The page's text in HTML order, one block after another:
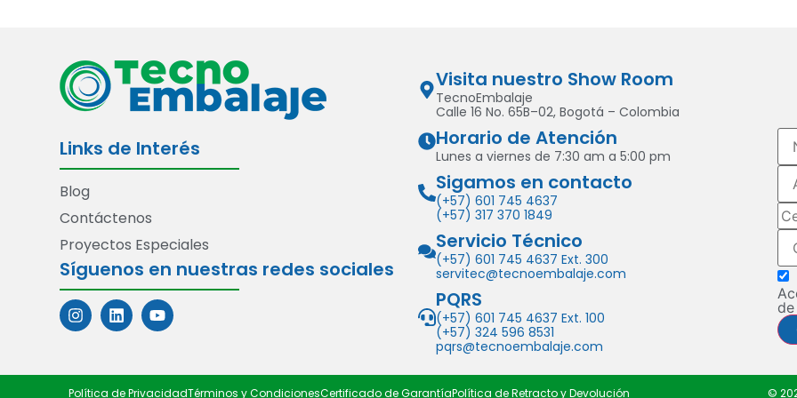
Links de Interés
Blog
Contáctenos
Proyectos Especiales
Síguenos en nuestras redes sociales
Visita nuestro Show Room
TecnoEmbalaje
Calle 16 No. 65B–02, Bogotá – Colombia
Horario de Atención
Lunes a viernes de 7:30 am a 5:00 pm
Sigamos en contacto
(+57) 601 745 4637
(+57) 317 370 1849
Servicio Técnico
(+57) 601 745 4637 Ext. 300
servitec@tecnoembalaje.com
PQRS
(+57) 601 745 4637 Ext. 100
(+57) 324 596 8531
pqrs@tecnoembalaje.com
Política de PrivacidadTérminos y CondicionesCertificado de GarantíaPolítica de Retracto y Devolución ©